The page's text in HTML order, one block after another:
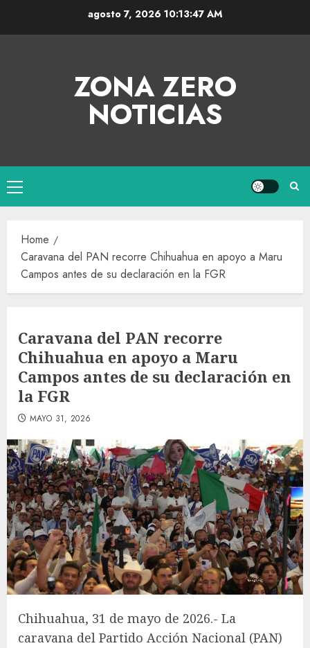
agosto 7, 2026 10:13:48 AM
ZONA ZERO
NOTICIAS
Home
Caravana del PAN recorre Chihuahua en apoyo a Maru
Campos antes de su declaración en la FGR
Caravana del PAN recorre
Chihuahua en apoyo a Maru
Campos antes de su declaración en
la FGR
MAYO 31, 2026
Chihuahua, 31 de mayo de 2026.- La
caravana del Partido Acción Nacional (PAN)